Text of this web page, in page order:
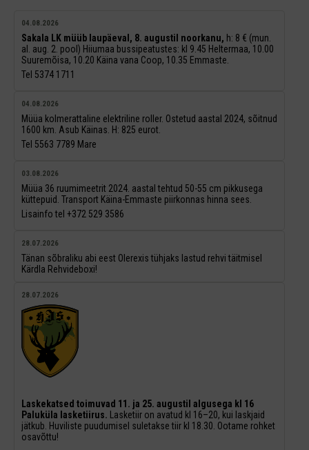
04.08.2026
Sakala LK müüb laupäeval, 8. augustil noorkanu, h: 8 € (mun.
al. aug. 2. pool) Hiiumaa bussipeatustes: kl 9.45 Heltermaa, 10.00
Suuremõisa, 10.20 Käina vana Coop, 10.35 Emmaste.
Tel 5374 1711
04.08.2026
Müüa kolmerattaline elektriline roller. Ostetud aastal 2024, sõitnud
1600 km. Asub Käinas. H: 825 eurot.
Tel 5563 7789 Mare
03.08.2026
Müüa 36 ruumimeetrit 2024. aastal tehtud 50-55 cm pikkusega
küttepuid. Transport Käina-Emmaste piirkonnas hinna sees.
Lisainfo tel +372 529 3586
28.07.2026
Tänan sõbraliku abi eest Olerexis tühjaks lastud rehvi täitmisel
Kärdla Rehvideboxi!
28.07.2026
Laskekatsed toimuvad 11. ja 25. augustil algusega kl 16
Paluküla lasketiirus. Lasketiir on avatud kl 16–20, kui laskjaid
jätkub. Huviliste puudumisel suletakse tiir kl 18.30. Ootame rohket
osavõttu!